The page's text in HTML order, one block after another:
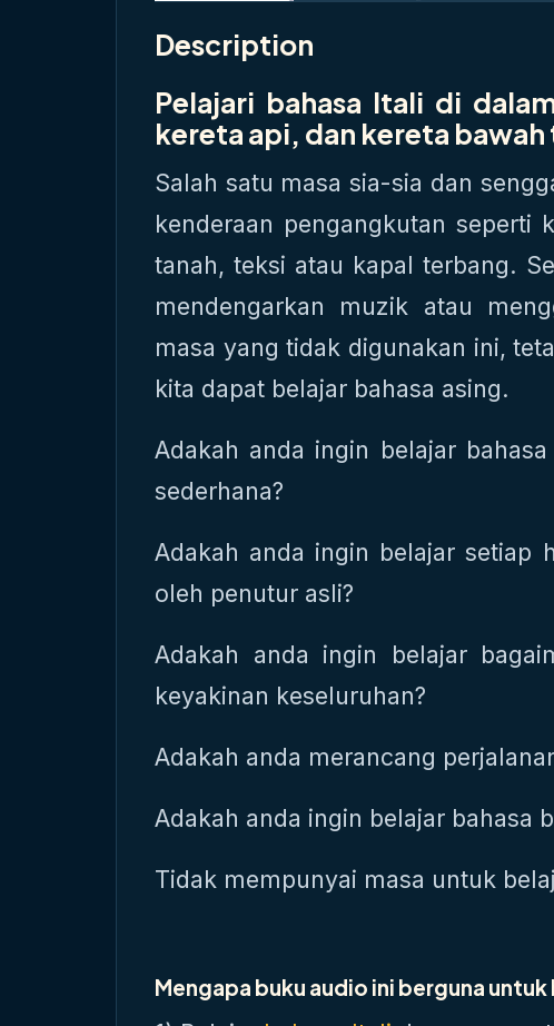
Description
Pelajari bahasa Itali di
kereta api, dan kereta bawah
Salah satu masa sia-sia dan
kenderaan pengangkutan seperti
tanah, teksi atau kapal terbang.
mendengarkan muzik atau
masa yang tidak digunakan ini,
kita dapat belajar bahasa asing.
Adakah anda ingin belajar
sederhana?
Adakah anda ingin belajar setiap
oleh penutur asli?
Adakah anda ingin belajar
keyakinan keseluruhan?
Adakah anda merancang
Adakah anda ingin belajar bahasa
Tidak mempunyai masa untuk
Mengapa buku audio ini berguna